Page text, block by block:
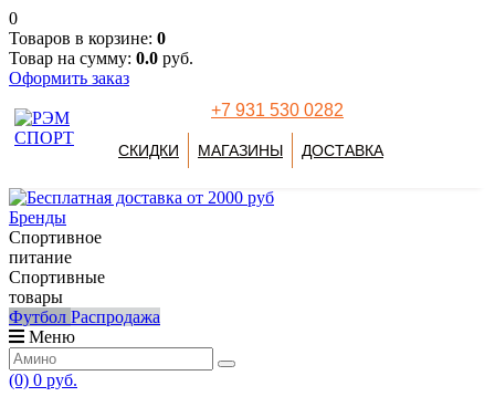
0
Товаров в корзине: 0
Товар на сумму: 0.0 руб.
Оформить заказ
+7 931 530 0282
СКИДКИ МАГАЗИНЫ ДОСТАВКА
Бренды
Спортивное
питание
Спортивные
товары
Футбол Распродажа
Меню
(0) 0 руб.